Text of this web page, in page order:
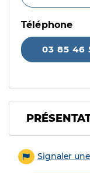
Téléphone
03 85 46
Signaler